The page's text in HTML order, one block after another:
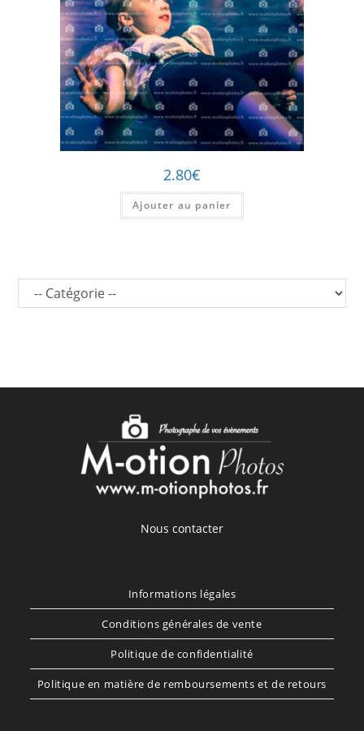
2.80€
Ajouter au panier
Nous contacter
Informations légales
Conditions générales de vente
Politique de confidentialité
Politique en matière de remboursements et de retours